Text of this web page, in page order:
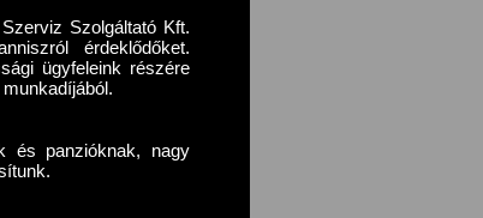
Szolgáltató Kft.
érdeklődőket.
ügyfeleink részére
és panzióknak, nagy